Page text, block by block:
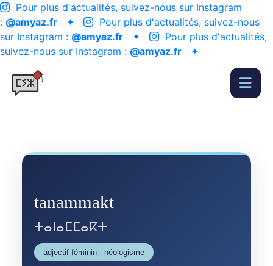
Pour plus d'actualités, suivez-nous sur Instagram
: @amyaz.fr ✦
Pour plus d'actualités, suivez-nous
sur Instagram : @amyaz.fr ✦
Pour plus d'actualités,
suivez-nous sur Instagram : @amyaz.fr ✦
tanammakt
ⵜⴰⵏⴰⵎⵎⴰⴽⵜ
adjectif féminin - néologisme